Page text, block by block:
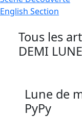
English Section
Tous les
DEMI LUNE
Lune de
PyPy